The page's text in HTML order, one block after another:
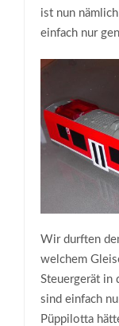
ist nun
einfach nur
Wir durften
welchem
Steuergerät in
sind einfach
Püppilotta